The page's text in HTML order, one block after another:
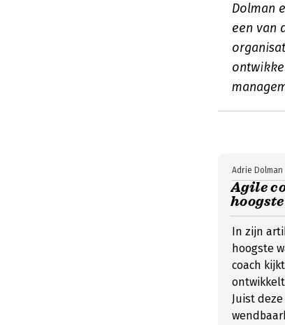
Dolman
een van
Agile
Adrie Dolman
In zijn
hoogste
coach
Juist